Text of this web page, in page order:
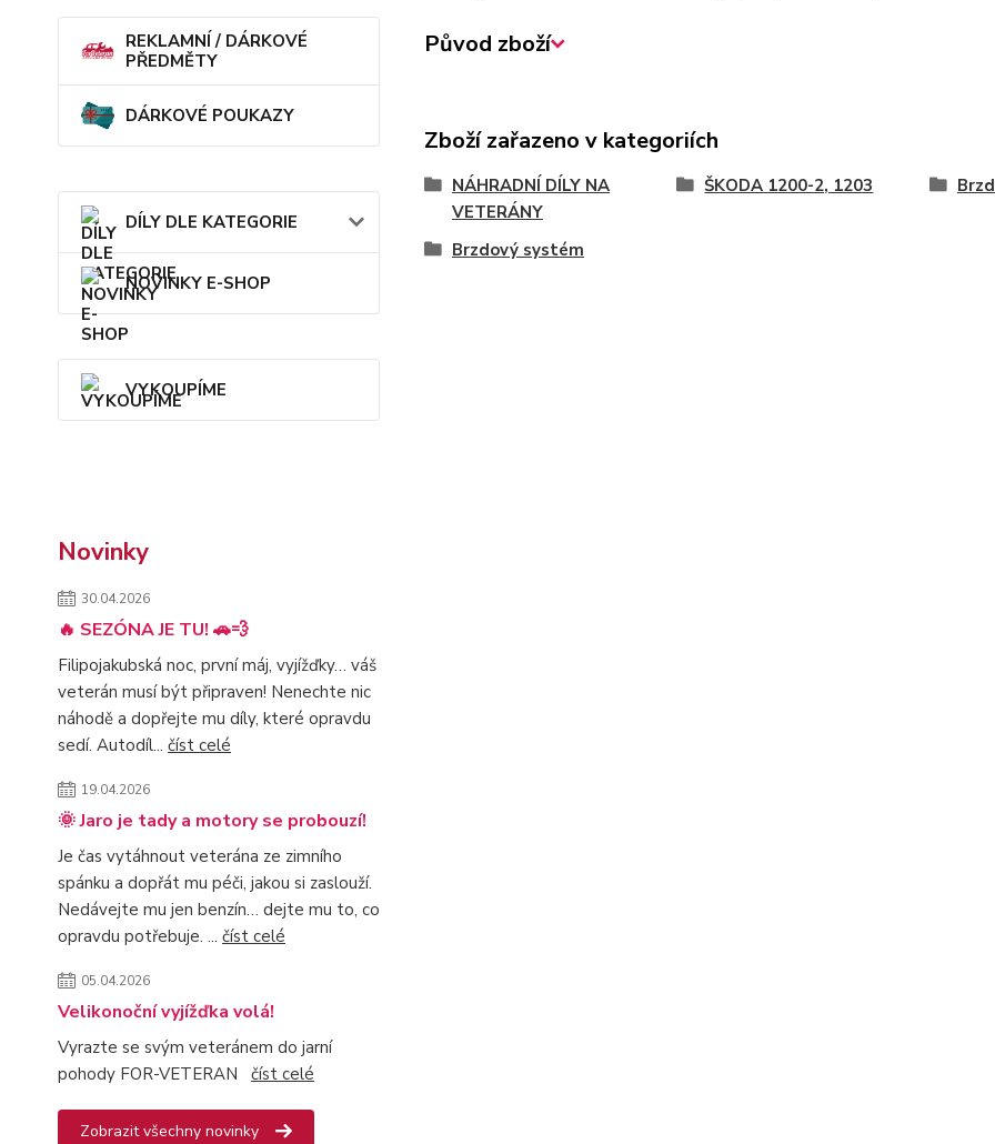
REKLAMNÍ / DÁRKOVÉ
PŘEDMĚTY
DÁRKOVÉ POUKAZY
DÍLY DLE KATEGORIE
NOVINKY E-SHOP
VYKOUPÍME
Novinky
30.04.2026
🔥 SEZÓNA JE TU! 🚗💨
Filipojakubská noc, první máj, vyjížďky… váš
veterán musí být připraven! Nenechte nic
náhodě a dopřejte mu díly, které opravdu
sedí. Autodíl... číst celé
19.04.2026
🌞 Jaro je tady a motory se probouzí!
Je čas vytáhnout veterána ze zimního
spánku a dopřát mu péči, jakou si zaslouží.
Nedávejte mu jen benzín… dejte mu to, co
opravdu potřebuje. ... číst celé
05.04.2026
Velikonoční vyjížďka volá!
Vyrazte se svým veteránem do jarní
pohody FOR-VETERAN číst celé
Zobrazit všechny novinky
Původ zboží
Zboží zařazeno v kategoriích
NÁHRADNÍ DÍLY NA
VETERÁNY
ŠKODA 1200-2, 1203
Brzdový systém